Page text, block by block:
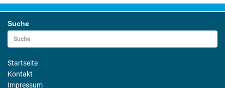
Suche
Startseite
Kontakt
Impressum